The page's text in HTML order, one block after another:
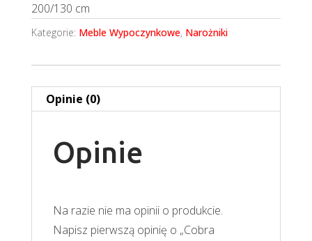
200/130 cm
Kategorie: Meble Wypoczynkowe, Narożniki
Opinie (0)
Opinie
Na razie nie ma opinii o produkcie.
Napisz pierwszą opinię o „Cobra